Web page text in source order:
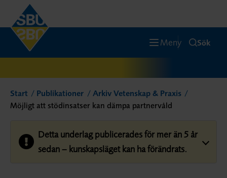
Meny Sök
Start Publikationer
Arkiv Vetenskap & Praxis
Möjligt att stödinsatser kan dämpa partnervåld
Detta underlag publicerades för mer än 5 år
sedan – kunskapsläget kan ha förändrats.